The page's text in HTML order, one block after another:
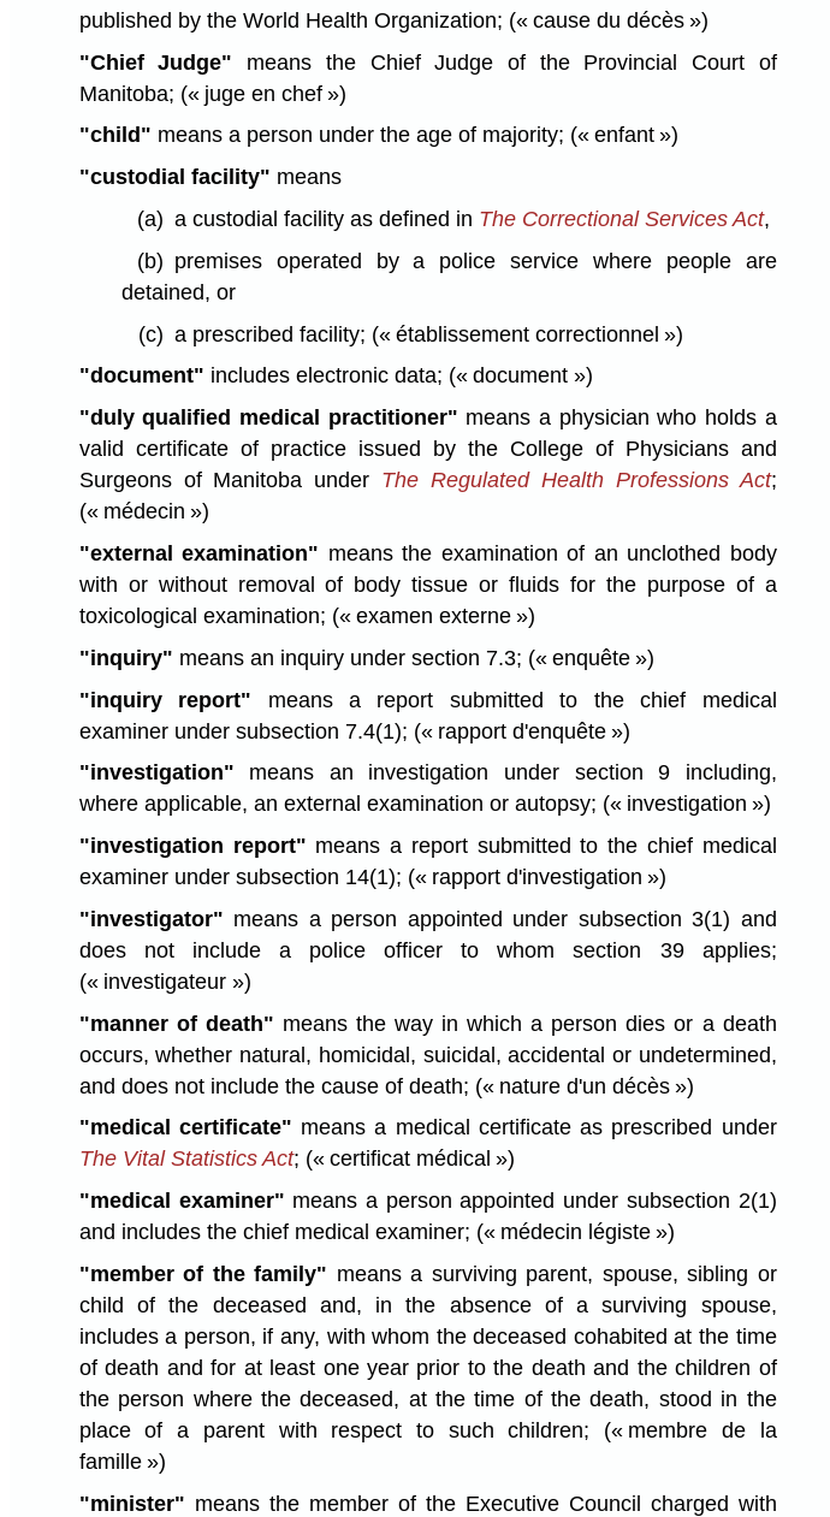
published by the World Health Organization; (« cause du décès »)
"Chief Judge" means the Chief Judge of the Provincial Court of
Manitoba; (« juge en chef »)
"child" means a person under the age of majority; (« enfant »)
"custodial facility" means
(a) a custodial facility as defined in The Correctional Services Act,
(b) premises operated by a police service where people are
detained, or
(c) a prescribed facility; (« établissement correctionnel »)
"document" includes electronic data; (« document »)
"duly qualified medical practitioner" means a physician who holds a
valid certificate of practice issued by the College of Physicians and
Surgeons of Manitoba under The Regulated Health Professions Act;
(« médecin »)
"external examination" means the examination of an unclothed body
with or without removal of body tissue or fluids for the purpose of a
toxicological examination; (« examen externe »)
"inquiry" means an inquiry under section 7.3; (« enquête »)
"inquiry report" means a report submitted to the chief medical
examiner under subsection 7.4(1); (« rapport d'enquête »)
"investigation" means an investigation under section 9 including,
where applicable, an external examination or autopsy; (« investigation »)
"investigation report" means a report submitted to the chief medical
examiner under subsection 14(1); (« rapport d'investigation »)
"investigator" means a person appointed under subsection 3(1) and
does not include a police officer to whom section 39 applies;
(« investigateur »)
"manner of death" means the way in which a person dies or a death
occurs, whether natural, homicidal, suicidal, accidental or undetermined,
and does not include the cause of death; (« nature d'un décès »)
"medical certificate" means a medical certificate as prescribed under
The Vital Statistics Act; (« certificat médical »)
"medical examiner" means a person appointed under subsection 2(1)
and includes the chief medical examiner; (« médecin légiste »)
"member of the family" means a surviving parent, spouse, sibling or
child of the deceased and, in the absence of a surviving spouse,
includes a person, if any, with whom the deceased cohabited at the time
of death and for at least one year prior to the death and the children of
the person where the deceased, at the time of the death, stood in the
place of a parent with respect to such children; (« membre de la
famille »)
"minister" means the member of the Executive Council charged with